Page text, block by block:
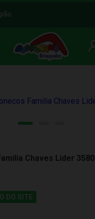
Chaves Lider 3580
DO SITE